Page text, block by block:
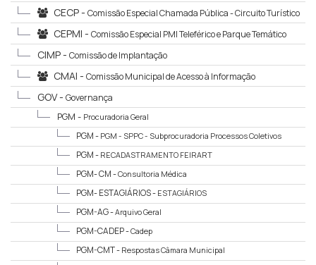
Montanhista.
CECP - Comissão Especial Chamada Pública - Circuito Turístico
CEPMI - Comissão Especial PMI Teleférico e Parque Temático
CIMP - Comissão de Implantação
CMAI - Comissão Municipal de Acesso à Informação
GOV - Governança
PGM - Procuradoria Geral
PGM - PGM - SPPC - Subprocuradoria Processos Coletivos
PGM - RECADASTRAMENTO FEIRART
PGM- CM -Consultoria Médica
PGM- ESTAGIÁRIOS - ESTAGIÁRIOS
PGM-AG -Arquivo Geral
PGM-CADEP -Cadep
PGM-CMT - Respostas Câmara Municipal